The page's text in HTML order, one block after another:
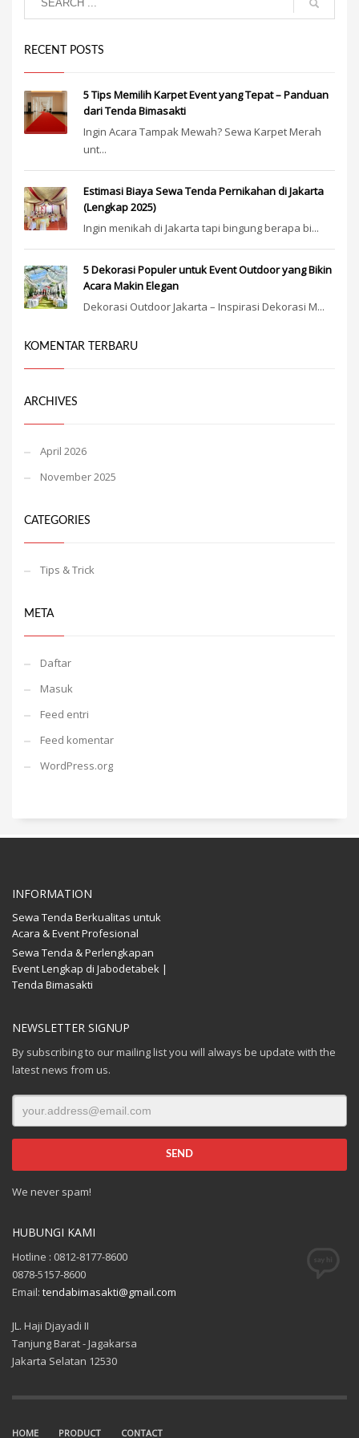
RECENT POSTS
5 Tips Memilih Karpet Event yang Tepat – Panduan
dari Tenda Bimasakti
Ingin Acara Tampak Mewah? Sewa Karpet Merah
unt...
Estimasi Biaya Sewa Tenda Pernikahan di Jakarta
(Lengkap 2025)
Ingin menikah di Jakarta tapi bingung berapa bi...
5 Dekorasi Populer untuk Event Outdoor yang Bikin
Acara Makin Elegan
Dekorasi Outdoor Jakarta – Inspirasi Dekorasi M...
KOMENTAR TERBARU
ARCHIVES
April 2026
November 2025
CATEGORIES
Tips & Trick
META
Daftar
Masuk
Feed entri
Feed komentar
WordPress.org
INFORMATION
Sewa Tenda Berkualitas untuk
Acara & Event Profesional
Sewa Tenda & Perlengkapan
Event Lengkap di Jabodetabek |
Tenda Bimasakti
NEWSLETTER SIGNUP
By subscribing to our mailing list you will always be update with the
latest news from us.
We never spam!
HUBUNGI KAMI
Hotline : 0812-8177-8600
0878-5157-8600
Email: tendabimasakti@gmail.com
JL. Haji Djayadi II
Tanjung Barat - Jagakarsa
Jakarta Selatan 12530
HOME PRODUCT CONTACT